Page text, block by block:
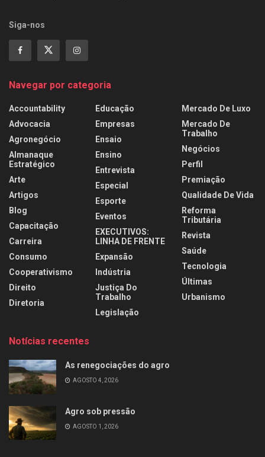
Siga-nos
Navegar por categoria
Accountability
Advocacia
Agronegócio
Almanaque
Estratégico
Arte
Artigos
Blog
Capacitação
Carreira
Consumo
Cooperativismo
Direito
Diretoria
Educação
Empresas
Ensaio
Ensino
Entrevista
Especial
Esporte
Eventos
EXECUTIVOS:
LINHA DE FRENTE
Expansão
Indústria
Justiça Do
Trabalho
Legislação
Mercado De Luxo
Mercado De
Trabalho
Negócios
Perfil
Premiação
Qualidade De Vida
Reforma
Tributária
Revista
Saúde
Tecnologia
Últimas
Urbanismo
Notícias recentes
As renegociações do agro
AGOSTO 4, 2026
Agro sob pressão
AGOSTO 1, 2026